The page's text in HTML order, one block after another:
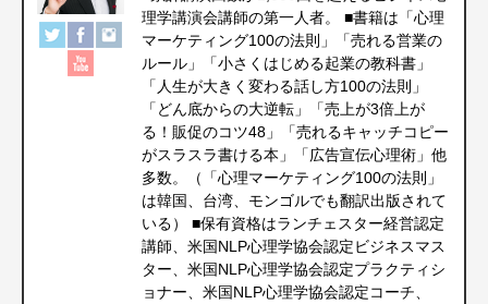
理学講演会講師の第一人者。 ■書籍は「心理
マーケティング100の法則」「売れる営業の
ルール」「小さくはじめる起業の教科書」
「人生が大きく変わる話し方100の法則」
「どん底からの大逆転」「売上が3倍上が
る！販促のコツ48」「売れるキャッチコピー
がスラスラ書ける本」「広告宣伝心理術」他
多数。（「心理マーケティング100の法則」
は韓国、台湾、モンゴルでも翻訳出版されて
いる） ■保有資格はランチェスター経営認定
講師、米国NLP心理学協会認定ビジネスマス
ター、米国NLP心理学協会認定プラクティシ
ョナー、米国NLP心理学協会認定コーチ、